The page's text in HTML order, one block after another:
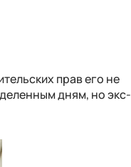
прав его не
дням, но экс-